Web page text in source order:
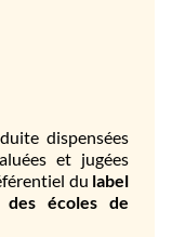
dispensées
et jugées
du label
écoles de